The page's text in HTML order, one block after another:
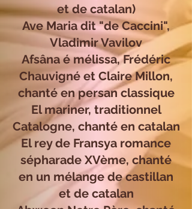
et de catalan)
Ave Maria dit "de Caccini",
Vladimir Vavilov
Afsâna é mélissa, Frédéric
Chauvigné et Claire Millon,
chanté en persan classique
El mariner, traditionnel
Catalogne, chanté en catalan
El rey de Fransya romance
sépharade XVème, chanté
en un mélange de castillan
et de catalan